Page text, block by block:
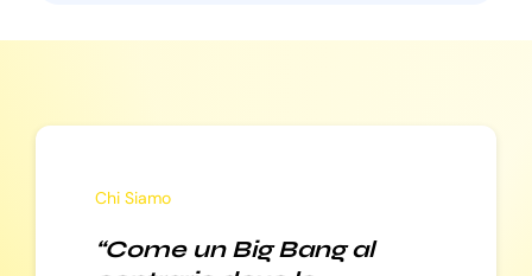
Chi Siamo
“Come un Big Bang al